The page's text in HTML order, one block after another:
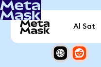
Al Sat